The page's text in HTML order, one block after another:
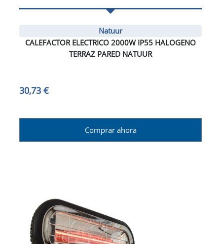
Natuur
CALEFACTOR ELECTRICO 2000W IP55 HALOGENO
TERRAZ PARED NATUUR
30,73 €
Comprar ahora